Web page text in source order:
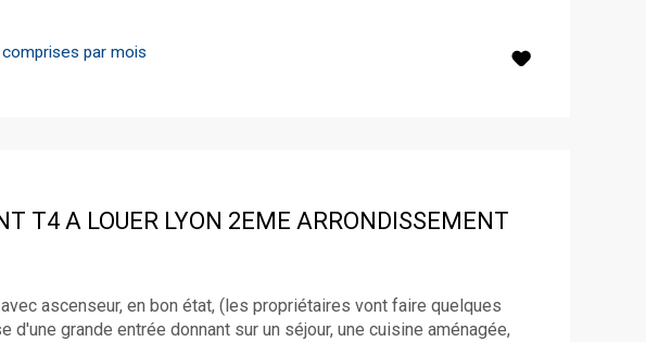
par mois
T4 A LOUER LYON 2EME ARRONDISSEMENT
ascenseur, en bon état, (les propriétaires vont faire quelques
d'une grande entrée donnant sur un séjour, une cuisine aménagée,